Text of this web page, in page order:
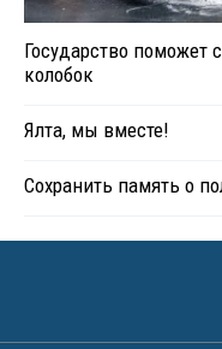
Государство поможет
колобок
Ялта, мы вместе!
Сохранить память о